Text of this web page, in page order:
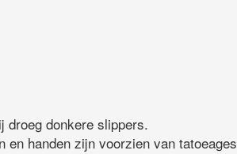
droeg donkere slippers.
handen zijn voorzien van tatoeages